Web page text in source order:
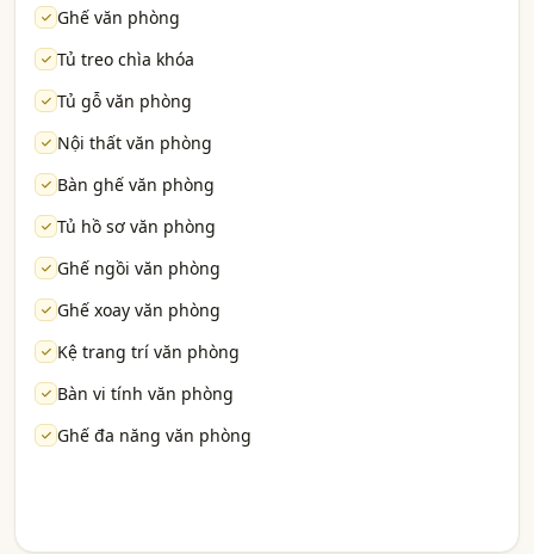
Ghế văn phòng
Tủ treo chìa khóa
Tủ gỗ văn phòng
Nội thất văn phòng
Bàn ghế văn phòng
Tủ hồ sơ văn phòng
Ghế ngồi văn phòng
Ghế xoay văn phòng
Kệ trang trí văn phòng
Bàn vi tính văn phòng
Ghế đa năng văn phòng